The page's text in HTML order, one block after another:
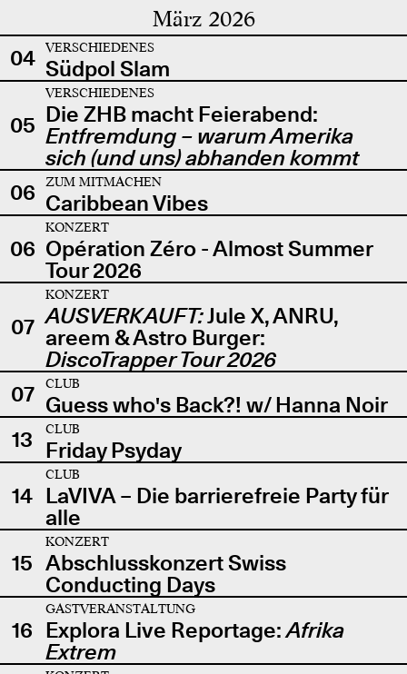
März 2026
04 VERSCHIEDENES
Südpol Slam
05
VERSCHIEDENES
Die ZHB macht Feierabend:
Entfremdung – warum Amerika
sich (und uns) abhanden kommt
06
ZUM MITMACHEN
Caribbean Vibes
06
KONZERT
Opération Zéro - Almost Summer
Tour 2026
07
KONZERT
AUSVERKAUFT:Jule X, ANRU,
areem & Astro Burger:
DiscoTrapper Tour 2026
07
CLUB
Guess who's Back?! w/ Hanna Noir
13
CLUB
Friday Psyday
14
CLUB
LaVIVA – Die barrierefreie Party für
alle
15
KONZERT
Abschlusskonzert Swiss
Conducting Days
16
GASTVERANSTALTUNG
Explora Live Reportage:Afrika
Extrem